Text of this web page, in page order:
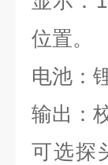
位置。
电池：
输出：
可选探